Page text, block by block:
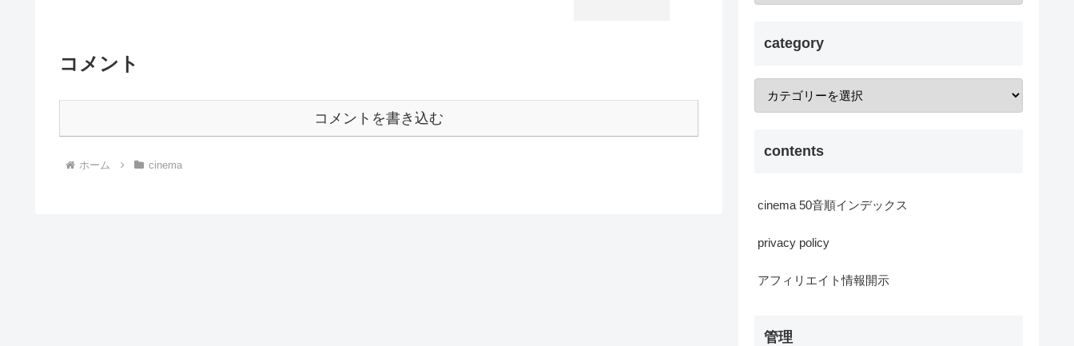
コメント
コメントを書き込む
ホーム cinema
category
contents
cinema 50音順インデックス
privacy policy
アフィリエイト情報開示
管理